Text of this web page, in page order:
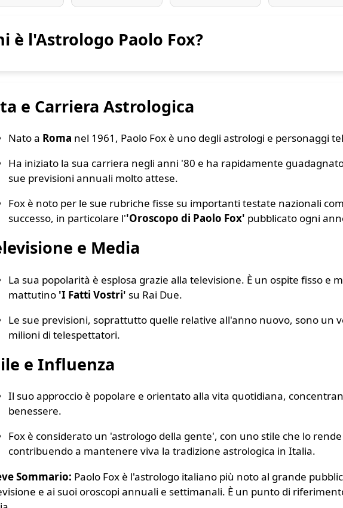
è l'Astrologo Paolo Fox?
e Carriera Astrologica
Nato a Roma nel 1961, Paolo Fox è uno degli astrologi e personaggi
Ha iniziato la sua carriera negli anni '80 e ha rapidamente
sue previsioni annuali molto attese.
Fox è noto per le sue rubriche fisse su importanti testate nazionali
successo, in particolare l''Oroscopo di Paolo Fox' pubblicato ogni
e Media
La sua popolarità è esplosa grazie alla televisione. È un ospite fisso e
mattutino 'I Fatti Vostri' su Rai Due.
Le sue previsioni, soprattutto quelle relative all'anno nuovo, sono un
milioni di telespettatori.
e Influenza
Il suo approccio è popolare e orientato alla vita quotidiana,
benessere.
Fox è considerato un 'astrologo della gente', con uno stile che lo
contribuendo a mantenere viva la tradizione astrologica in Italia.
Sommario: Paolo Fox è l'astrologo italiano più noto al grande
e ai suoi oroscopi annuali e settimanali. È un punto di